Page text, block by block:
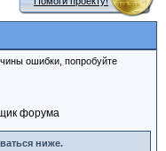
ошибки, попробуйте
форума
ниже.